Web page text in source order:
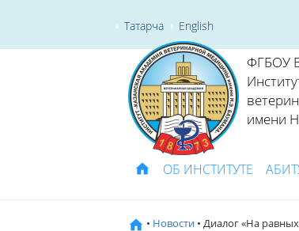
Татарча English
ФГБОУ
имени
ОБ ИНСТИТУТЕ
• Новости • Диалог «На